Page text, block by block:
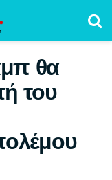
θα
του